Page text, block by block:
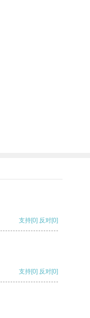
支持[0] 反对[0]
支持[0] 反对[0]